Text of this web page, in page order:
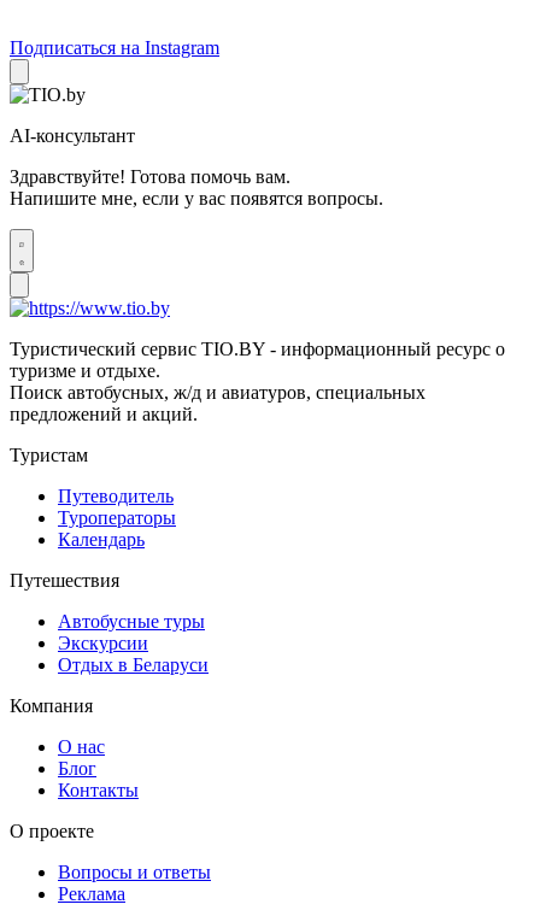
Подписаться на Instagram
AI-консультант
Здравствуйте! Готова помочь вам.
Напишите мне, если у вас появятся вопросы.
Туристический сервис TIO.BY - информационный ресурс о
туризме и отдыхе.
Поиск автобусных, ж/д и авиатуров, специальных
предложений и акций.
Туристам
Путеводитель
Туроператоры
Календарь
Путешествия
Автобусные туры
Экскурсии
Отдых в Беларуси
Компания
О нас
Блог
Контакты
О проекте
Вопросы и ответы
Реклама